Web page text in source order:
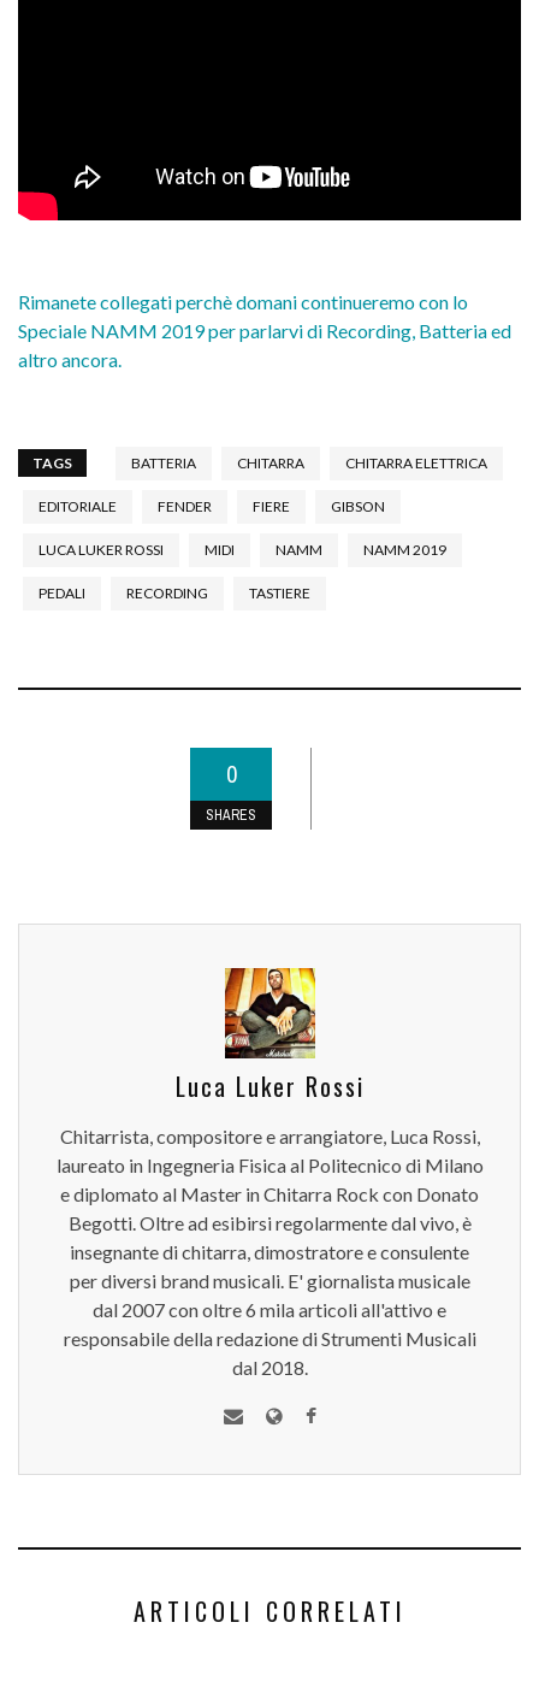
Rimanete collegati perchè domani continueremo con lo
Speciale NAMM 2019 per parlarvi di Recording, Batteria ed
altro ancora.
TAGS BATTERIA CHITARRA CHITARRA ELETTRICA
EDITORIALE FENDER FIERE GIBSON
LUCA LUKER ROSSI MIDI NAMM NAMM 2019
PEDALI RECORDING TASTIERE
0
SHARES
Luca Luker Rossi
Chitarrista, compositore e arrangiatore, Luca Rossi,
laureato in Ingegneria Fisica al Politecnico di Milano
e diplomato al Master in Chitarra Rock con Donato
Begotti. Oltre ad esibirsi regolarmente dal vivo, è
insegnante di chitarra, dimostratore e consulente
per diversi brand musicali. E' giornalista musicale
dal 2007 con oltre 6 mila articoli all'attivo e
responsabile della redazione di Strumenti Musicali
dal 2018.
ARTICOLI CORRELATI